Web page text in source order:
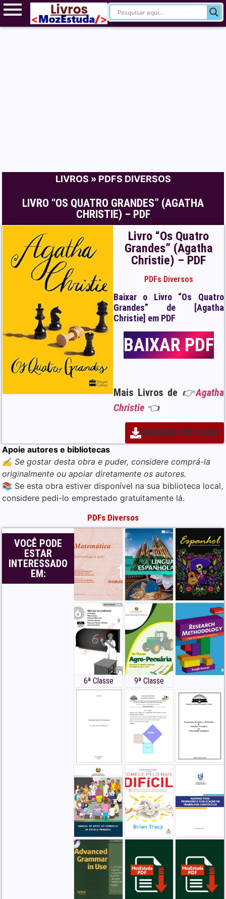
LIVROS » PDFS DIVERSOS
LIVRO “OS QUATRO GRANDES” (AGATHA
CHRISTIE) – PDF
Livro “Os Quatro
Grandes” (Agatha
Christie) – PDF
PDFs Diversos
Baixar o Livro “Os Quatro
Grandes” de [Agatha
Christie] em PDF
BAIXAR PDF
Mais Livros de 👉Agatha
Christie👈
BAIXAR PDF AQUI
Apoie autores e bibliotecas
✍️ Se gostar desta obra e puder, considere comprá-la
originalmente ou apoiar diretamente os autores.
📚 Se esta obra estiver disponível na sua biblioteca local,
considere pedi-lo emprestado gratuitamente lá.
PDFs Diversos
VOCÊ PODE
ESTAR
INTERESSADO
EM:
6ª Classe 9ª Classe